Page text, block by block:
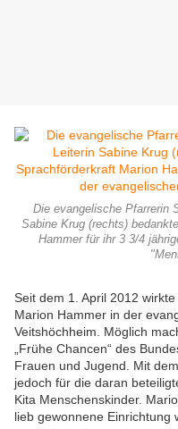
Die evangelische Pfarrerin
Sabine Krug (rechts)
Hammer für ihr 3 3/4
Seit dem 1. April 2012
Marion Hammer in der
Veitshöchheim. Möglich
„Frühe Chancen“ des
Frauen und Jugend. Mit
jedoch für die daran
Kita Menschenskinder.
lieb gewonnene Einrichtung